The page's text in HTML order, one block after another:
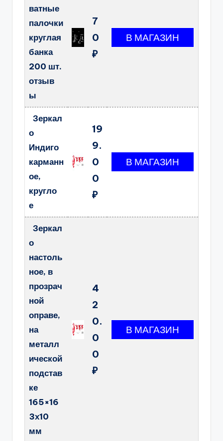
ватные
палочки
круглая
банка
200 шт.
отзыв
ы
7
0
₽
Зеркал
о
Индиго
карманн
ое,
кругло
е
19
9.
0
0
₽
Зеркал
о
настоль
ное, в
прозрач
ной
оправе,
на
металл
ической
подстав
ке
165×16
3х10
мм
4
2
0.
0
0
₽